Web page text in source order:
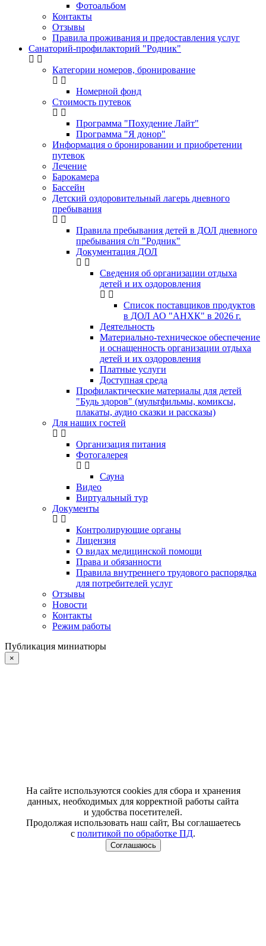
Фотоальбом
Контакты
Отзывы
Правила проживания и предоставления услуг
Санаторий-профилакторий "Родник"
Категории номеров, бронирование
Номерной фонд
Стоимость путевок
Программа "Похудение Лайт"
Программа "Я донор"
Информация о бронировании и приобретении
путевок
Лечение
Барокамера
Бассейн
Детский оздоровительный лагерь дневного
пребывания
Правила пребывания детей в ДОЛ дневного
пребывания с/п "Родник"
Документация ДОЛ
Сведения об организации отдыха
детей и их оздоровления
Список поставщиков продуктов
в ДОЛ АО "АНХК" в 2026 г.
Деятельность
Материально-техническое обеспечение
и оснащенность организации отдыха
детей и их оздоровления
Платные услуги
Доступная среда
Профилактические материалы для детей
"Будь здоров" (мультфильмы, комиксы,
плакаты, аудио сказки и рассказы)
Для наших гостей
Организация питания
Фотогалерея
Сауна
Видео
Виртуальный тур
Документы
Контролирующие органы
Лицензия
О видах медицинской помощи
Права и обязанности
Правила внутреннего трудового распорядка
для потребителей услуг
Отзывы
Новости
Контакты
Режим работы
Публикация миниатюры
×
На сайте используются cookies для сбора и хранения
данных, необходимых для корректной работы сайта
и удобства посетителей.
Продолжая использовать наш сайт, Вы соглашаетесь
с политикой по обработке ПД.
Соглашаюсь